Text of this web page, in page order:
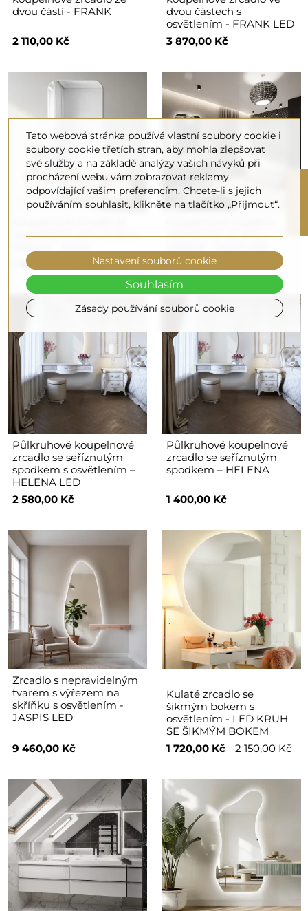
dvou částí - FRANK
2 110,00 Kč
dvou částech s
osvětlením - FRANK LED
3 870,00 Kč
zaoblenými rohy ve dvou
1 400,00 Kč
osvětlením ve dvou
3 870,00 Kč
Půlkruhové koupelnové
zrcadlo se seříznutým
spodkem s osvětlením –
HELENA LED
2 580,00 Kč
Půlkruhové koupelnové
zrcadlo se seříznutým
spodkem – HELENA
1 400,00 Kč
Zrcadlo s nepravidelným
tvarem s výřezem na
skříňku s osvětlením -
JASPIS LED
9 460,00 Kč
Kulaté zrcadlo se
šikmým bokem s
osvětlením - LED KRUH
SE ŠIKMÝM BOKEM
1 720,00 Kč
2 150,00 Kč
Tato webová stránka používá vlastní soubory cookie i
soubory cookie třetích stran, aby mohla zlepšovat
své služby a na základě analýzy vašich návyků při
procházení webu vám zobrazovat reklamy
odpovídající vašim preferencím. Chcete-li s jejich
používáním souhlasit, klikněte na tlačítko „Přijmout“.
Zásady používání souborů cookie
Nastavení souborů cookie
Souhlasím